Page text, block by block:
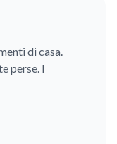
di casa.
perse. I